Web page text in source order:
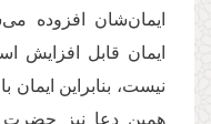
ایمان‌شان افزوده
ایمان قابل افزایش
نیست، بنابراین ایمان
همین دعا نیز حضرت